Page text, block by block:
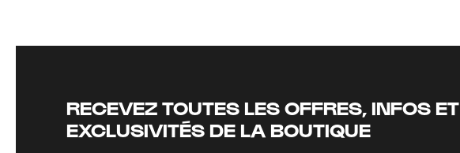
RECEVEZ TOUTES LES OFFRES, INFOS ET
EXCLUSIVITÉS DE LA BOUTIQUE